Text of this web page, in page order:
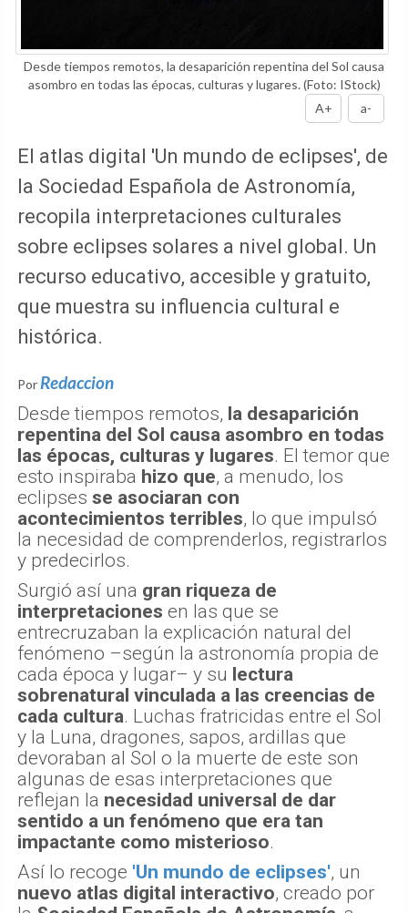
Desde tiempos remotos, la desaparición repentina del Sol causa
asombro en todas las épocas, culturas y lugares.(Foto: IStock)
A+
a-
El atlas digital 'Un mundo de eclipses', de
la Sociedad Española de Astronomía,
recopila interpretaciones culturales
sobre eclipses solares a nivel global. Un
recurso educativo, accesible y gratuito,
que muestra su influencia cultural e
histórica.
Por Redaccion
Desde tiempos remotos, la desaparición
repentina del Sol causa asombro en todas
las épocas, culturas y lugares. El temor que
esto inspiraba hizo que, a menudo, los
eclipses se asociaran con
acontecimientos terribles, lo que impulsó
la necesidad de comprenderlos, registrarlos
y predecirlos.
Surgió así una gran riqueza de
interpretaciones en las que se
entrecruzaban la explicación natural del
fenómeno –según la astronomía propia de
cada época y lugar– y su lectura
sobrenatural vinculada a las creencias de
cada cultura. Luchas fratricidas entre el Sol
y la Luna, dragones, sapos, ardillas que
devoraban al Sol o la muerte de este son
algunas de esas interpretaciones que
reflejan la necesidad universal de dar
sentido a un fenómeno que era tan
impactante como misterioso.
Así lo recoge 'Un mundo de eclipses', un
nuevo atlas digital interactivo, creado por